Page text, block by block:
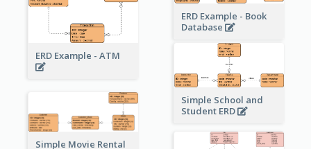
ERD Example - ATM
ERD Example - Book
Database
Simple School and
Student ERD
Simple Movie Rental